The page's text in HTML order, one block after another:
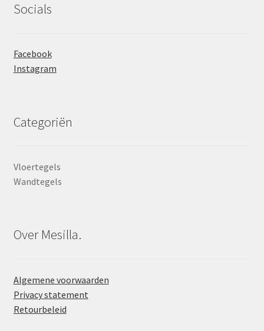
Socials
Facebook
Instagram
Categoriën
Vloertegels
Wandtegels
Over Mesilla.
Algemene voorwaarden
Privacy statement
Retourbeleid